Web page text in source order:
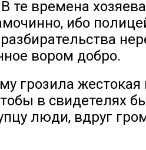
те времена
ибо
вором добро.
грозила жестокая
в свидетелях
люди, вдруг